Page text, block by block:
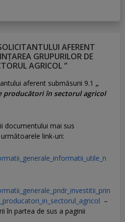
AFERENT
GRUPURILOR DE
AGRICOL ”
aferent submăsurii 9.1 „
în sectorul agricol
documentului mai sus
link-uri:
–
în partea de sus a paginii